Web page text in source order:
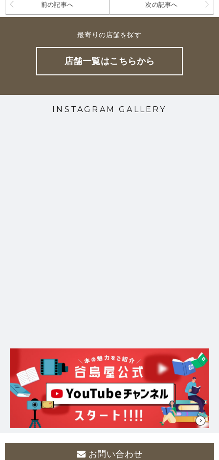
前の記事へ 次の記事へ
最寄りの店舗を探す
店舗一覧はこちらから
INSTAGRAM GALLERY
お問い合わせ